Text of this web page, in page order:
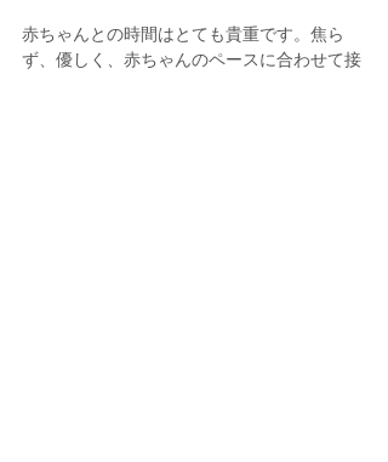
赤ちゃんとの時間はとても貴重です。焦ら
ず、優しく、赤ちゃんのペースに合わせて接